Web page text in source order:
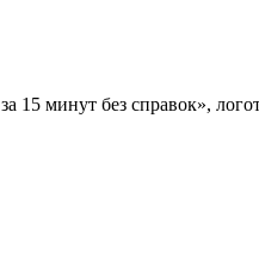
минут без справок»,